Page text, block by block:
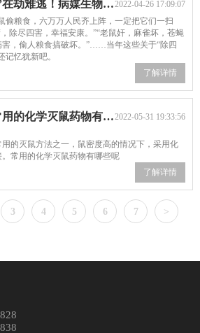
2022-04-26 17:09:07
！病媒生物防制秘籍来了
偷粮食，六万万人民齐上阵，一定把它们一扫
除尽四害，幸福安康。”“老鼠奸，麻雀坏，苍蝇
，偷人粮食搞破坏。”……当年这些关于“除四
记忆犹新吧。
了解详情
2022-05-31 19:33:56
化学灭鼠药物有哪些
的灭鼠方法之一，鼠密度高的情况下，采用化
常用的化学灭鼠药物有哪些呢
了解详情
3 4 5 6 7 >